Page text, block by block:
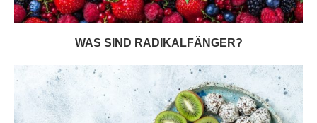
WAS SIND RADIKALFÄNGER?